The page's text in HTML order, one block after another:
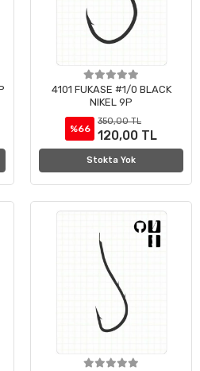
4101 FUKASE #1/0 BLACK
NIKEL 9P
%66
350,00 TL
120,00 TL
Stokta Yok